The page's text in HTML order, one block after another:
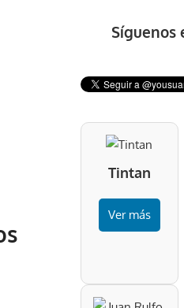
Síguenos
Tintan
Ver más